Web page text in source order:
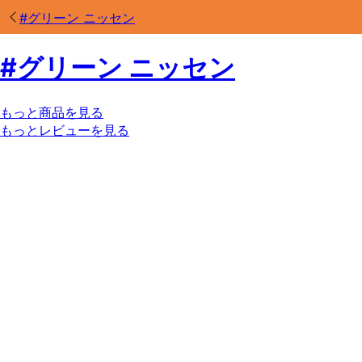
#グリーン ニッセン
#グリーン ニッセン
もっと商品を見る
もっとレビューを見る